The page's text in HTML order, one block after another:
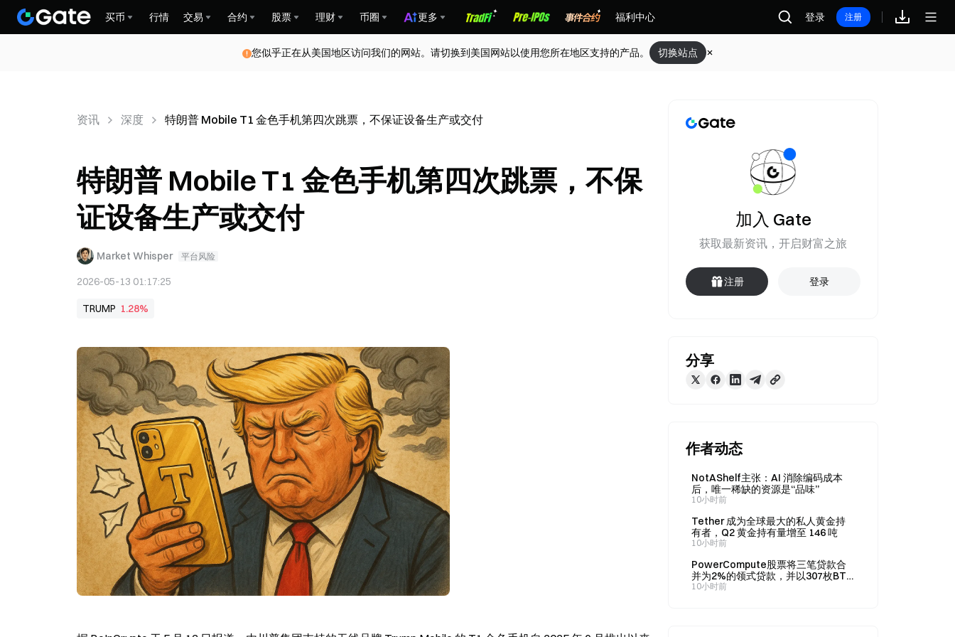
买币 行情 交易 合约 股票 理财 币圈 更多 福利中心 登录 注册
您似乎正在从美国地区访问我们的网站。请切换到美国网站以使用您所在地区支持的产品。 切换站点
资讯 深度 特朗普 Mobile T1 金色手机第四次跳票，不保证设备生产或交付
特朗普 Mobile T1 金色手机第四次跳票，不保
证设备生产或交付
Market Whisper 平台风险
2026-05-13 01:17:25
TRUMP 1.28%
加入 Gate
获取最新资讯，开启财富之旅
注册 登录
分享
作者动态
NotAShelf主张：AI 消除编码成本
后，唯一稀缺的资源是“品味”
10小时前
Tether 成为全球最大的私人黄金持
有者，Q2 黄金持有量增至 146 吨
10小时前
PowerCompute股票将三笔贷款合
并为2%的领式贷款，并以307枚BTC
作为抵押
10小时前